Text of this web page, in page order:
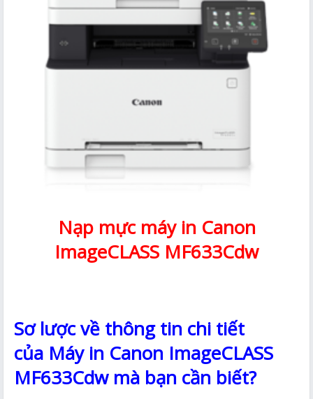
Nạp mực máy in Canon
ImageCLASS MF633Cdw
Sơ lược về thông tin chi tiết
của Máy in Canon ImageCLASS
MF633Cdw mà bạn cần biết?